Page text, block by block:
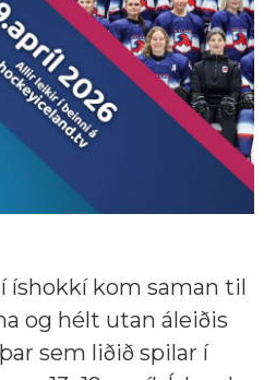
íshokkí kom saman til
og hélt utan áleiðis
sem liðið spilar í